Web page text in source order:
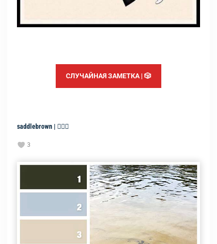
СЛУЧАЙНАЯ ЗАМЕТКА | 🎲
saddlebrown | 🧘🏻‍♀️
3